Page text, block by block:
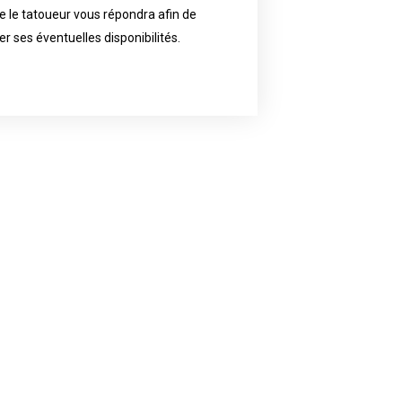
le tatoueur vous répondra afin de
ses éventuelles disponibilités.
the artist of your choice because
demand and will have planned